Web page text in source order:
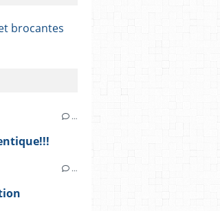
…
…
brocantes